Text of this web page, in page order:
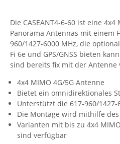
Gefen
Gude
Guntermann & Drunck
HW group
Icron
IEC Lock
Ihse
Die CASEANT4-6-60 ist eine
Panorama Antennas mit einem
960/1427-6000 MHz, die
Fi 6e und GPS/GNSS bieten
sind bereits fix mit der Antenne
4x4 MIMO 4G/5G Antenne
Bietet ein omnidirektionales
Unterstützt die 617-960/1427-
Die Montage wird mithilfe
Varianten mit bis zu 4x4
sind verfügbar